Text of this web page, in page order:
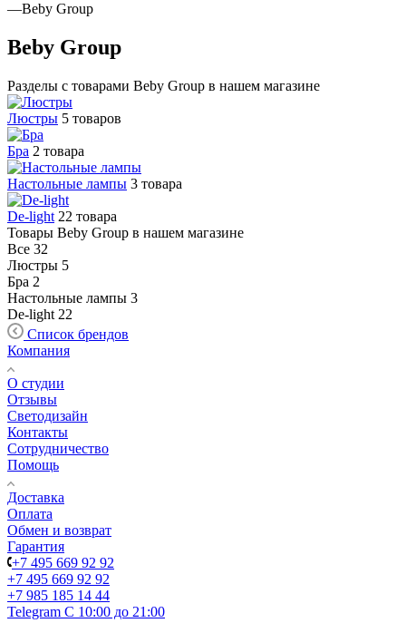
—Beby Group
Beby Group
Разделы с товарами Beby Group в нашем магазине
Люстры 5 товаров
Бра 2 товара
Настольные лампы 3 товара
De-light 22 товара
Товары Beby Group в нашем магазине
Все 32
Люстры 5
Бра 2
Настольные лампы 3
De-light 22
Список брендов
Компания
О студии
Отзывы
Светодизайн
Контакты
Сотрудничество
Помощь
Доставка
Оплата
Обмен и возврат
Гарантия
+7 495 669 92 92
+7 495 669 92 92
+7 985 185 14 44
Telegram С 10:00 до 21:00